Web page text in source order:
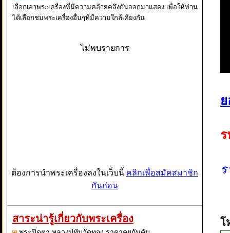
เลือกเอาพระเครื่องที่มีความคล้ายคลึงกันออกมาแสดง เพื่อให้ท่าน
ได้เลือกชมพระเครื่องอื่นๆที่มีความใกล้เคียงกัน
ไม่พบรายการ
ต้องการนำพระเครื่องลงในเว็บนี้ คลิกเพื่อสมัคสมาชิก
กันก่อน
สาระน่ารู้เกี่ยวกับพระเครื่อง โ